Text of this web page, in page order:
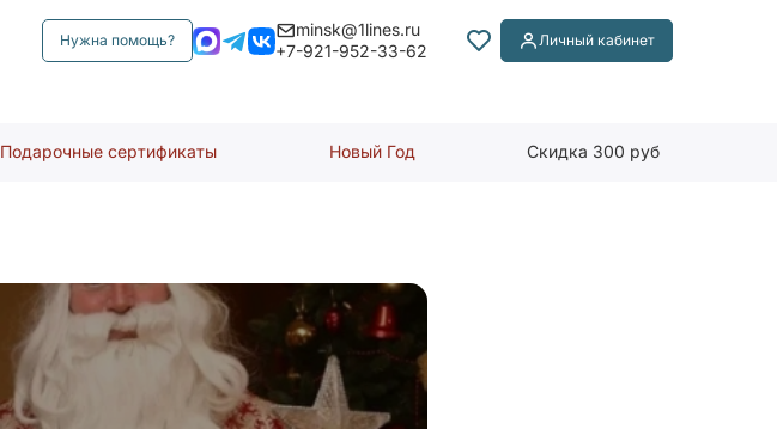
Нужна помощь?
minsk@1lines.ru
+7-921-952-33-62
Личный кабинет
Подарочные сертификаты Новый Год Скидка 300 руб